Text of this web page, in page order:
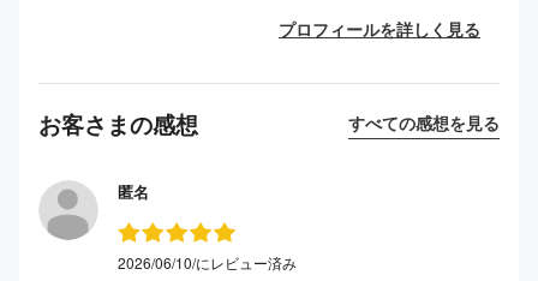
プロフィールを詳しく見る
お客さまの感想 すべての感想を見る
匿名
2026/06/10/にレビュー済み